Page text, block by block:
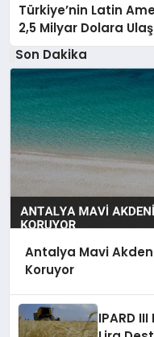
Türkiye’nin Latin
2,5 Milyar Dolara
Son Dakika
Antalya Mavi
Koruyor
IPARD